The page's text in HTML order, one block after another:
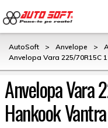
AutoSoft > Anvelope >
Anvelopa Vara 225/70R15C
Anvelopa Vara
Hankook